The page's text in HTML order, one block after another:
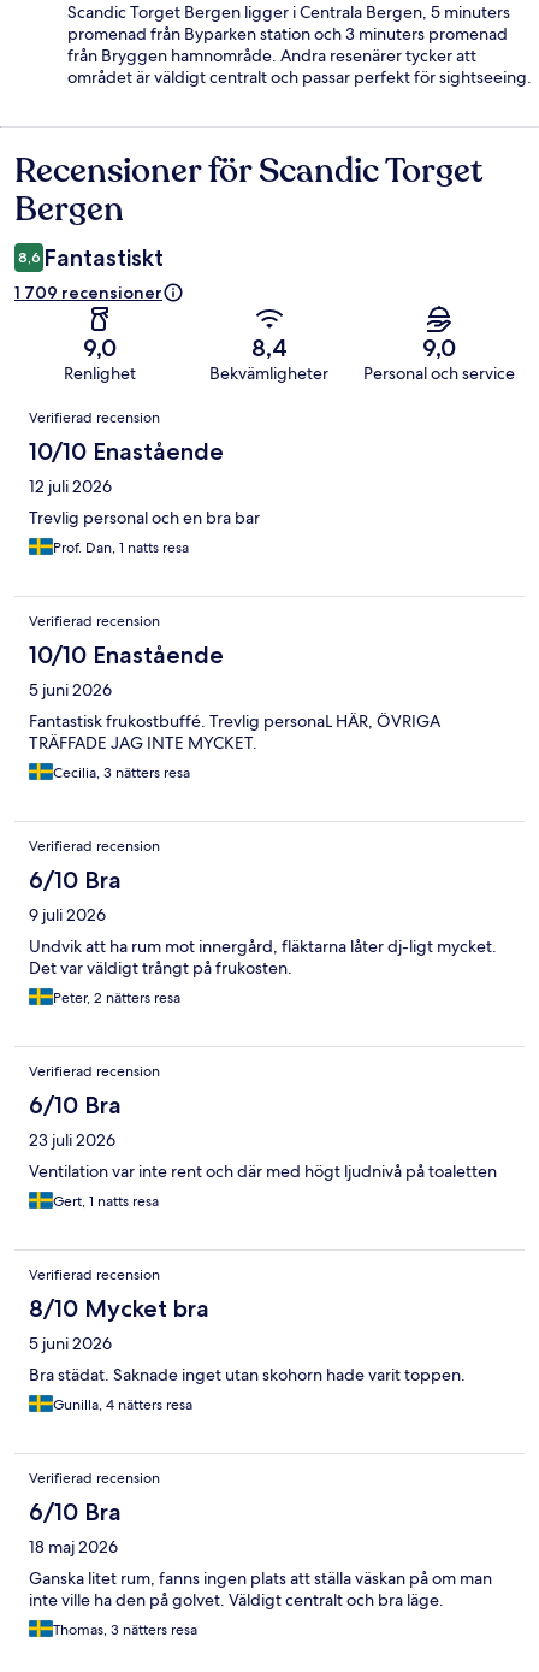
Scandic Torget Bergen ligger i Centrala Bergen, 5 minuters
promenad från Byparken station och 3 minuters promenad
från Bryggen hamnområde. Andra resenärer tycker att
området är väldigt centralt och passar perfekt för sightseeing.
Recensioner
Recensioner för Scandic Torget
Bergen
8,6 Fantastiskt
1 709 recensioner
9,0
Renlighet
8,4
Bekvämligheter
9,0
Personal och service
Recensioner
Verifierad recension
10/10 Enastående
12 juli 2026
Trevlig personal och en bra bar
Prof. Dan, 1 natts resa
Verifierad recension
10/10 Enastående
5 juni 2026
Fantastisk frukostbuffé. Trevlig personaL HÄR, ÖVRIGA
TRÄFFADE JAG INTE MYCKET.
Cecilia, 3 nätters resa
Verifierad recension
6/10 Bra
9 juli 2026
Undvik att ha rum mot innergård, fläktarna låter dj-ligt mycket.
Det var väldigt trångt på frukosten.
Peter, 2 nätters resa
Verifierad recension
6/10 Bra
23 juli 2026
Ventilation var inte rent och där med högt ljudnivå på toaletten
Gert, 1 natts resa
Verifierad recension
8/10 Mycket bra
5 juni 2026
Bra städat. Saknade inget utan skohorn hade varit toppen.
Gunilla, 4 nätters resa
Verifierad recension
6/10 Bra
18 maj 2026
Ganska litet rum, fanns ingen plats att ställa väskan på om man
inte ville ha den på golvet. Väldigt centralt och bra läge.
Thomas, 3 nätters resa